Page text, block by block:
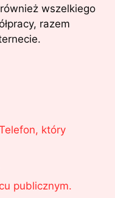
wszelkiego
razem
który
publicznym.